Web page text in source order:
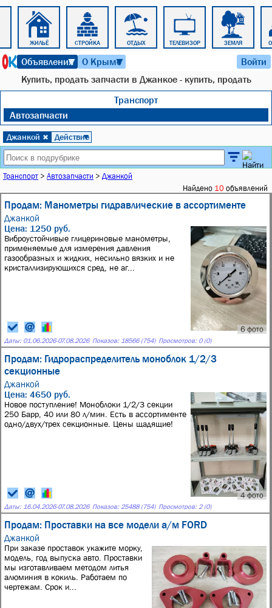
ЖИЛЬЁ СТРОЙКА ОТДЫХ ТЕЛЕВИЗОР ЗЕМЛЯ
Объявления
▼ О Крыме
▼ Войти
Купить, продать запчасти в Джанкое - купить, продать
Транспорт
Автозапчасти
Джанкой ✖ Действие
▼
Транспорт > Автозапчасти > Джанкой
Найдено 10 объявлений
Продам: Манометры гидравлические в ассортименте
Джанкой
6 фото
Цена: 1250 руб.
Виброустойчивые глицериновые манометры,
применяемые для измерения давления
газообразных и жидких, несильно вязких и не
кристаллизирующихся сред, не аг...
Даты: 01.06.2026-07.08.2026 Показов: 18566 (754) Просмотров: 0 (0)
Продам: Гидрораспределитель моноблок 1/2/3
секционные
Джанкой
4 фото
Цена: 4650 руб.
Новое поступление! Моноблоки 1/2/3 секции
250 Барр, 40 или 80 л/мин. Есть в ассортименте
одно/двух/трех секционные. Цены щадящие!
Даты: 16.04.2026-07.08.2026 Показов: 25488 (754) Просмотров: 2 (0)
Продам: Проставки на все модели а/м FORD
Джанкой
При заказе проставок укажите морку,
модель, год выпуска авто. Проставки
мы изготавливаем методом литья
алюминия в кокиль. Работаем по
чертежам. Срок и...